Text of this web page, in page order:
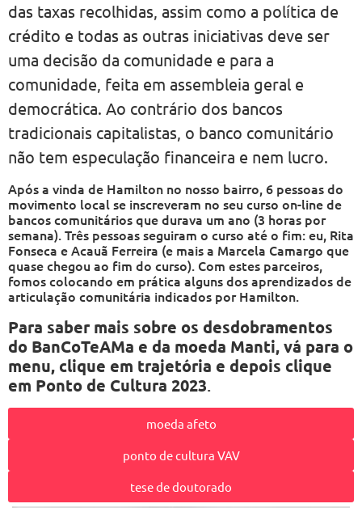
das taxas recolhidas, assim como a política de
crédito e todas as outras iniciativas deve ser
uma decisão da comunidade e para a
comunidade, feita em assembleia geral e
democrática. Ao contrário dos bancos
tradicionais capitalistas, o banco comunitário
não tem especulação financeira e nem lucro.
Após a vinda de Hamilton no nosso bairro, 6 pessoas do
movimento local se inscreveram no seu curso on-line de
bancos comunitários que durava um ano (3 horas por
semana). Três pessoas seguiram o curso até o fim: eu, Rita
Fonseca e Acauã Ferreira (e mais a Marcela Camargo que
quase chegou ao fim do curso). Com estes parceiros,
fomos colocando em prática alguns dos aprendizados de
articulação comunitária indicados por Hamilton.
Para saber mais sobre os desdobramentos
do BanCoTeAMa e da moeda Manti, vá para o
menu, clique em trajetória e depois clique
em Ponto de Cultura 2023.
moeda afeto
ponto de cultura VAV
tese de doutorado